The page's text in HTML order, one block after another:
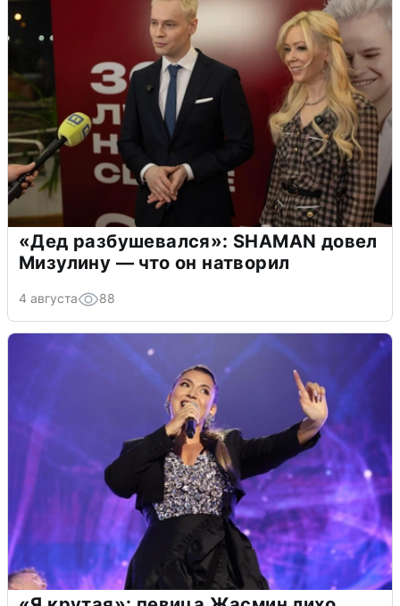
«Дед разбушевался»: SHAMAN довел
Мизулину — что он натворил
4 августа 88